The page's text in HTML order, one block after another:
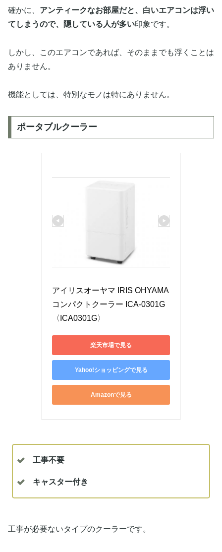
確かに、 アンティークなお部屋だと、白いエアコンは浮い
てしまうので、隠している人が多い印象です。
しかし、このエアコンであれば、そのままでも浮くことは
ありません。
機能としては、特別なモノは特にありません。
ポータブルクーラー
アイリスオーヤマ IRIS OHYAMA
コンパクトクーラー ICA-0301G
〈ICA0301G〉
楽天市場で見る
Yahoo!ショッピングで見る
Amazonで見る
工事不要
キャスター付き
工事が必要ないタイプのクーラーです。